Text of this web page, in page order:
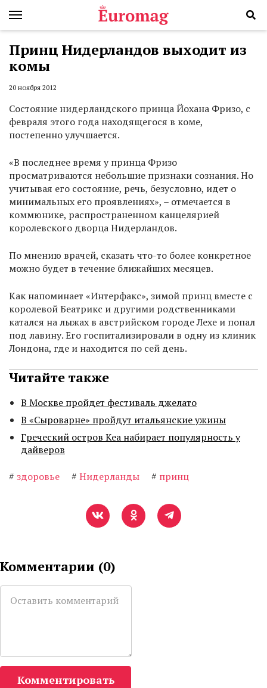
Принц Нидерландов выходит из
комы
20 ноября 2012
Состояние нидерландского принца Йохана Фризо, с
февраля этого года находящегося в коме,
постепенно улучшается.
«В последнее время у принца Фризо
просматриваются небольшие признаки сознания. Но
учитывая его состояние, речь, безусловно, идет о
минимальных его проявлениях», – отмечается в
коммюнике, распространенном канцелярией
королевского дворца Нидерландов.
По мнению врачей, сказать что-то более конкретное
можно будет в течение ближайших месяцев.
Как напоминает «Интерфакс», зимой принц вместе с
королевой Беатрикс и другими родственниками
катался на лыжах в австрийском городе Лехе и попал
под лавину. Его госпитализировали в одну из клиник
Лондона, где и находится по сей день.
Читайте также
В Москве пройдет фестиваль джелато
В «Сыроварне» пройдут итальянские ужины
Греческий остров Кеа набирает популярность у
дайверов
# здоровье # Нидерланды # принц
Комментарии (0)
Комментировать